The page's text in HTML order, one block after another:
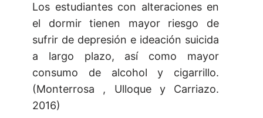
Los estudiantes con alteraciones en
el dormir tienen mayor riesgo de
sufrir de depresión e ideación suicida
a largo plazo, así como mayor
consumo de alcohol y cigarrillo.
(Monterrosa , Ulloque y Carriazo.
2016)